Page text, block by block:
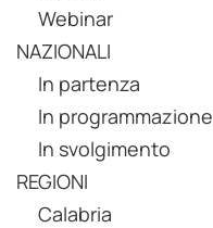
Webinar
NAZIONALI
In partenza
In programmazione
In svolgimento
REGIONI
Calabria